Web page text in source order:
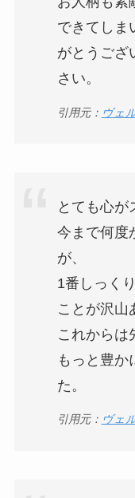
できてしま
がとうござ
さい。
引用元： ヴェ
とても心が
今まで何度
が、
1番しっく
ことが沢山
これからは
もっと豊か
た。
引用元： ヴェ